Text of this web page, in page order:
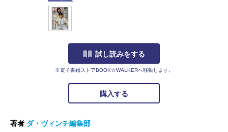
試し読みをする
※電子書籍ストアBOOK☆WALKERへ移動します。
購入する
著者 ダ・ヴィンチ編集部